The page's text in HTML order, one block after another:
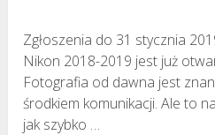
Zgłoszenia do 31 stycznia
Nikon 2018-2019 jest już
Fotografia od dawna jest
środkiem komunikacji. Ale to
jak szybko …